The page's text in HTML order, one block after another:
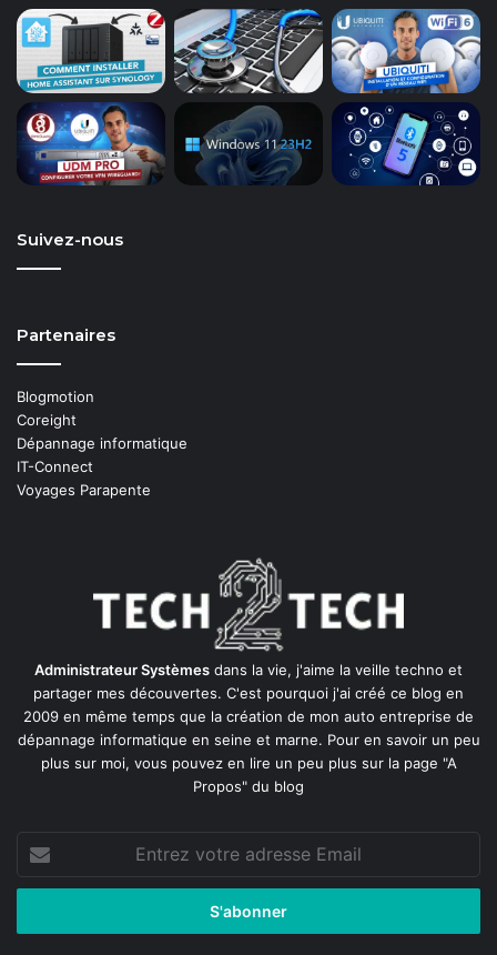
Suivez-nous
Partenaires
Blogmotion
Coreight
Dépannage informatique
IT-Connect
Voyages Parapente
Administrateur Systèmes dans la vie, j'aime la veille techno et
partager mes découvertes. C'est pourquoi j'ai créé ce blog en
2009 en même temps que la création de mon auto entreprise de
dépannage informatique en seine et marne. Pour en savoir un peu
plus sur moi, vous pouvez en lire un peu plus sur la page "A
Propos" du blog
votre
adresse